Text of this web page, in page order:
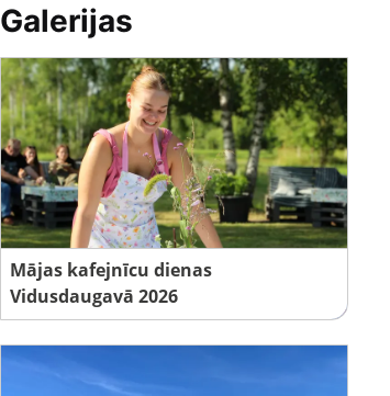
Galerijas
Mājas kafejnīcu dienas
Vidusdaugavā 2026